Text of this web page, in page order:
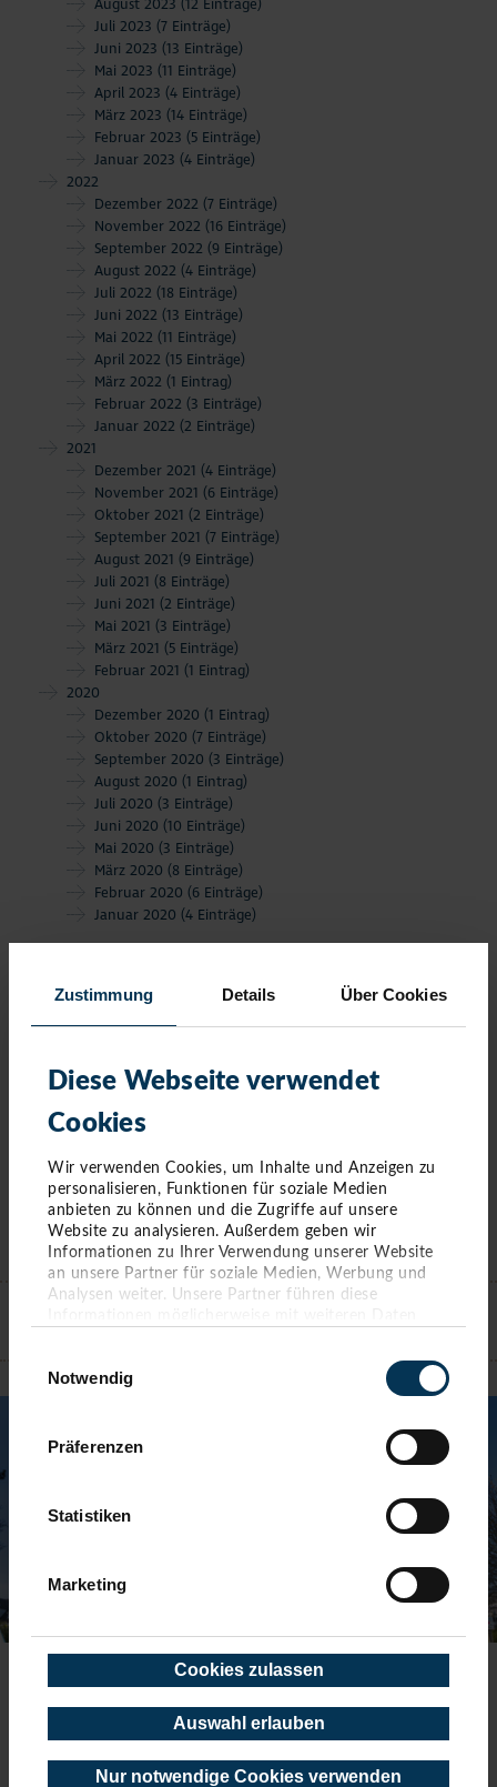
Zustimmung Details Über Cookies
Diese Webseite verwendet
Cookies
Wir verwenden Cookies, um Inhalte und Anzeigen zu
personalisieren, Funktionen für soziale Medien
anbieten zu können und die Zugriffe auf unsere
Website zu analysieren. Außerdem geben wir
Informationen zu Ihrer Verwendung unserer Website
an unsere Partner für soziale Medien, Werbung und
Analysen weiter. Unsere Partner führen diese
sie im Rahmen Ihrer Nutzung der Dienste gesammelt
haben. Sie geben Einwilligung zu unseren Cookies,
Notwendig
Präferenzen
Statistiken
Marketing
Cookies zulassen
Auswahl erlauben
Nur notwendige Cookies verwenden
August 2023 (12 Einträge)
Juli 2023 (7 Einträge)
Juni 2023 (13 Einträge)
Mai 2023 (11 Einträge)
April 2023 (4 Einträge)
März 2023 (14 Einträge)
Februar 2023 (5 Einträge)
Januar 2023 (4 Einträge)
2022
Dezember 2022 (7 Einträge)
November 2022 (16 Einträge)
September 2022 (9 Einträge)
August 2022 (4 Einträge)
Juli 2022 (18 Einträge)
Juni 2022 (13 Einträge)
Mai 2022 (11 Einträge)
April 2022 (15 Einträge)
März 2022 (1 Eintrag)
Februar 2022 (3 Einträge)
Januar 2022 (2 Einträge)
2021
Dezember 2021 (4 Einträge)
November 2021 (6 Einträge)
Oktober 2021 (2 Einträge)
September 2021 (7 Einträge)
August 2021 (9 Einträge)
Juli 2021 (8 Einträge)
Juni 2021 (2 Einträge)
Mai 2021 (3 Einträge)
März 2021 (5 Einträge)
Februar 2021 (1 Eintrag)
2020
Dezember 2020 (1 Eintrag)
Oktober 2020 (7 Einträge)
September 2020 (3 Einträge)
August 2020 (1 Eintrag)
Juli 2020 (3 Einträge)
Juni 2020 (10 Einträge)
Mai 2020 (3 Einträge)
März 2020 (8 Einträge)
Februar 2020 (6 Einträge)
Januar 2020 (4 Einträge)
KONTAKT
TOURIST-INFORMATION TIMMENDORFER STRAND
Timmendorfer Platz 10
23669 Timmendorfer Strand